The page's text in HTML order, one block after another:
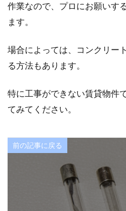
作業なので、プロにお願いす
ます。
場合によっては、コンクリー
る方法もあります。
特に工事ができない賃貸物件
てみてください。
前の記事に戻る